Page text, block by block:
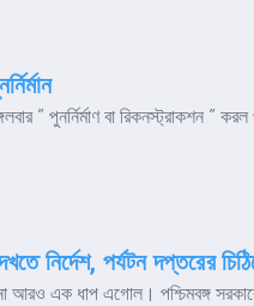
” পুনর্নির্মাণ বা রিকনস্ট্রাকশন ”
নির্দেশ, পর্যটন দপ্তরের
এক ধাপ এগোল। পশ্চিমবঙ্গ